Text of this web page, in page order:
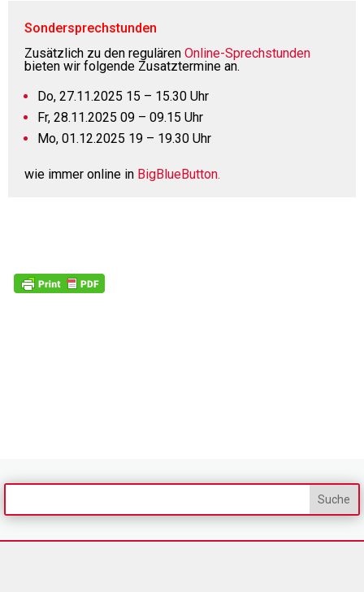
Sondersprechstunden
Zusätzlich zu den regulären Online-Sprechstunden
bieten wir folgende Zusatztermine an.
Do, 27.11.2025 15 – 15.30 Uhr
Fr, 28.11.2025 09 – 09.15 Uhr
Mo, 01.12.2025 19 – 19.30 Uhr
wie immer online in BigBlueButton.